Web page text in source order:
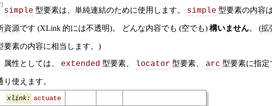
simple 型要素は、 単純連結のために使用します。 simple 型要素の内容
資源です (XLink 的には不透明)。 どんな内容でも (空でも) 構いません。 (拡
要素の内容に相当します。)
属性としては、 extended 型要素、 locator 型要素、 arc 型要素に指定
り使えます。
xlink: actuate